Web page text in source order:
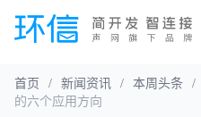
首页 / 新闻资讯 / 本周头条 /
的六个应用方向